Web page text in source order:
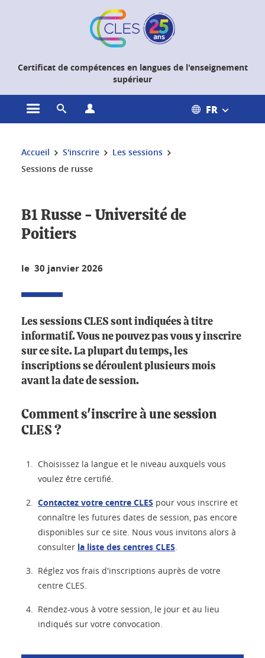
Certificat de compétences en langues de l'enseignement
supérieur
Ouvrir le menu principal
Ouvrir le moteur de recherche FR
Vous êtes ici :
Accueil S'inscrire
Les sessions
Sessions de russe
B1 Russe - Université de
Poitiers
le 30 janvier 2026
Les sessions CLES sont indiquées à titre
informatif. Vous ne pouvez pas vous y inscrire
sur ce site. La plupart du temps, les
inscriptions se déroulent plusieurs mois
avant la date de session.
Comment s'inscrire à une session
CLES ?
Choisissez la langue et le niveau auxquels vous
voulez être certifié.
Contactez votre centre CLES pour vous inscrire et
connaître les futures dates de session, pas encore
disponibles sur ce site. Nous vous invitons alors à
consulter la liste des centres CLES.
Réglez vos frais d'inscriptions auprès de votre
centre CLES.
Rendez-vous à votre session, le jour et au lieu
indiqués sur votre convocation.